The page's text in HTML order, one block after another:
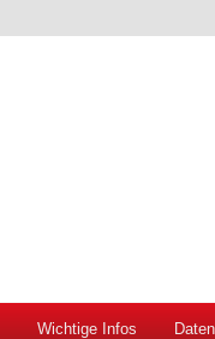
Wichtige Infos